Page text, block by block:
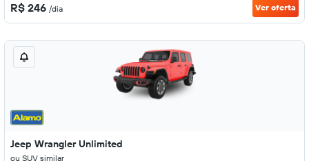
R$ 246 /dia Ver oferta
Jeep Wrangler Unlimited
ou SUV similar